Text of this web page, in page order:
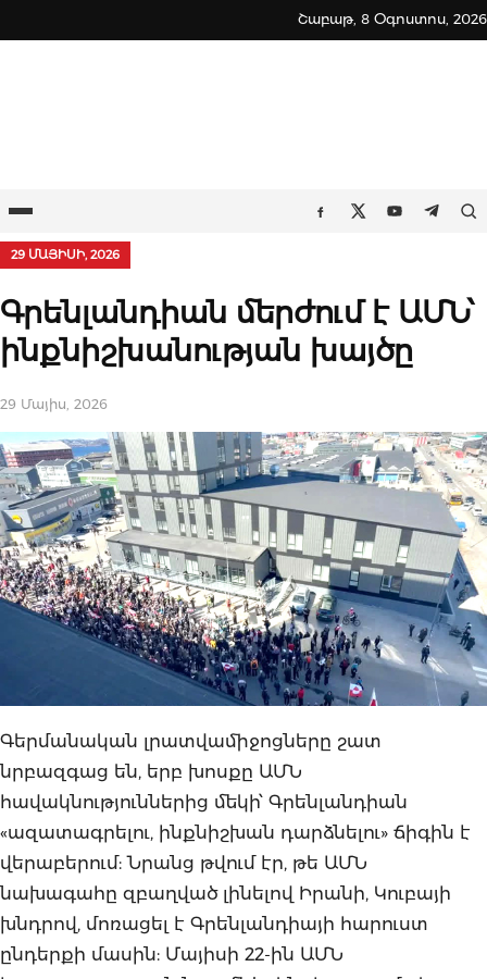
to
Շաբաթ, 8 Օգոստոս, 2026
Ընտրացանկ Facebook
TwitterYoutube
29 ՄԱՅԻՍԻ, 2026
Գրենլանդիան մերժում է ԱՄՆ՝
ինքնիշխանության խայծը
29 Մայիս, 2026
Գերմանական լրատվամիջոցները շատ
նրբազգաց են, երբ խոսքը ԱՄՆ
հավակնություններից մեկի՝ Գրենլանդիան
«ազատագրելու, ինքնիշխան դարձնելու» ճիգին է
վերաբերում: Նրանց թվում էր, թե ԱՄՆ
նախագահը զբաղված լինելով Իրանի, Կուբայի
խնդրով, մոռացել է Գրենլանդիայի հարուստ
ընդերքի մասին: Մայիսի 22-ին ԱՄՆ